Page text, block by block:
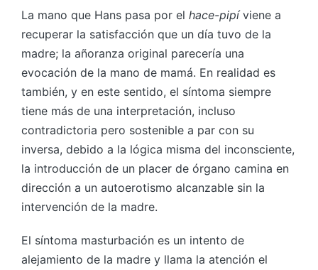
La mano que Hans pasa por el hace-pipíviene a
recuperar la satisfacción que un día tuvo de la
madre; la añoranza original parecería una
evocación de la mano de mamá. En realidad es
también, y en este sentido, el síntoma siempre
tiene más de una interpretación, incluso
contradictoria pero sostenible a par con su
inversa, debido a la lógica misma del inconsciente,
la introducción de un placer de órgano camina en
dirección a un autoerotismo alcanzable sin la
intervención de la madre.
El síntoma masturbación es un intento de
alejamiento de la madre y llama la atención el